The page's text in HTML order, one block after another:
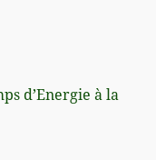
d’Energie à la